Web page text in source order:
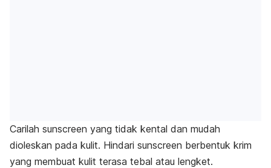
Carilah sunscreen yang tidak kental dan mudah
dioleskan pada kulit. Hindari sunscreen berbentuk krim
yang membuat kulit terasa tebal atau lengket.